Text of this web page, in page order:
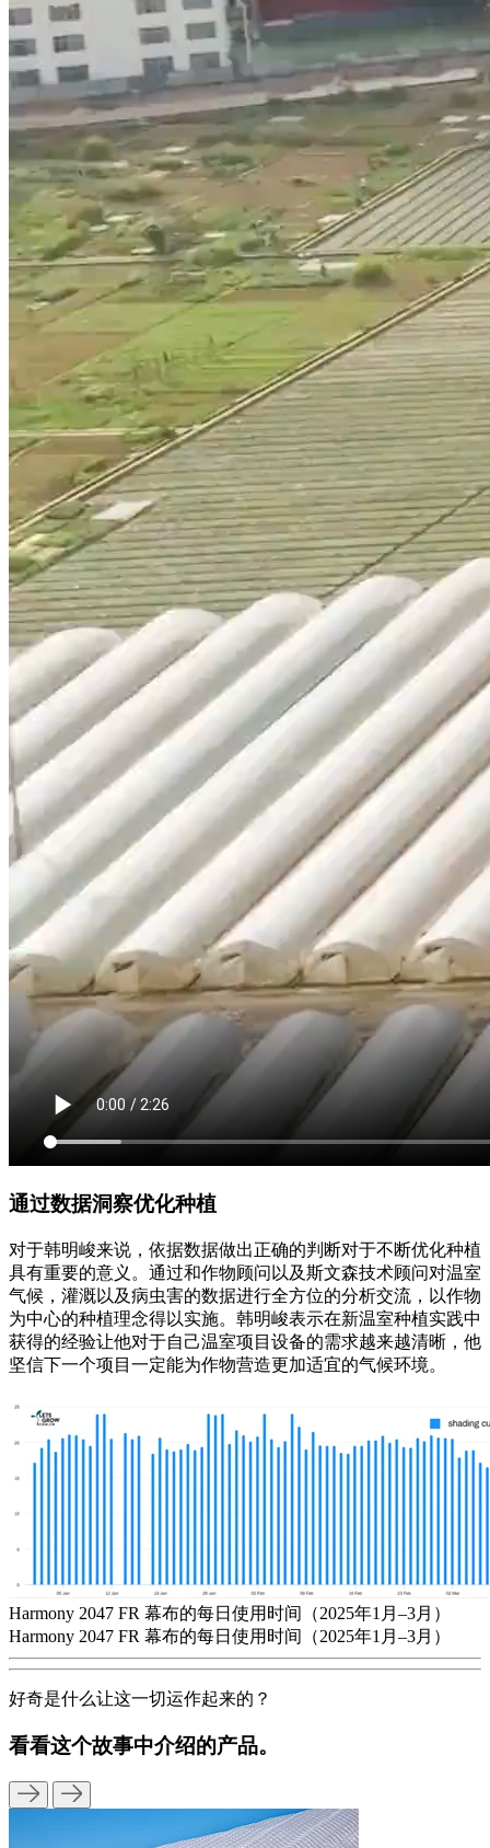
通过数据洞察优化种植
对于韩明峻来说，依据数据做出正确的判断对于不断优化种植
具有重要的意义。通过和作物顾问以及斯文森技术顾问对温室
气候，灌溉以及病虫害的数据进行全方位的分析交流，以作物
为中心的种植理念得以实施。韩明峻表示在新温室种植实践中
获得的经验让他对于自己温室项目设备的需求越来越清晰，他
坚信下一个项目一定能为作物营造更加适宜的气候环境。
Harmony 2047 FR 幕布的每日使用时间（2025年1月–3月）
Harmony 2047 FR 幕布的每日使用时间（2025年1月–3月）
好奇是什么让这一切运作起来的？
看看这个故事中介绍的产品。